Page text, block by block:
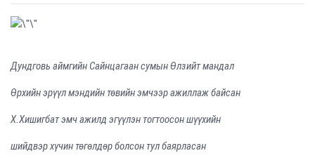
Дундговь аймгийн Сайнцагаан сумын Өлзийт мандал
Өрхийн эрүүл мэндийн төвийн эмчээр ажиллаж байсан
Х.Хишигбат эмч ажилд эгүүлэн тогтоосон шүүхийн
шийдвэр хүчин төгөлдөр болсон тул баярласан